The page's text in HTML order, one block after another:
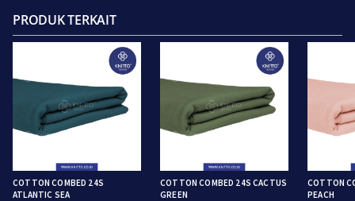
PRODUK TERKAIT
COTTON COMBED 24S
ATLANTIC SEA
COTTON COMBED 24S CACTUS
GREEN
COTTON
PEACH